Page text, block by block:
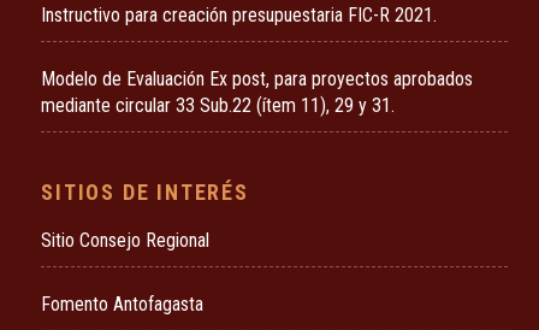
Instructivo para creación presupuestaria FIC-R 2021.
Modelo de Evaluación Ex post, para proyectos aprobados
mediante circular 33 Sub.22 (ítem 11), 29 y 31.
SITIOS DE INTERÉS
Sitio Consejo Regional
Fomento Antofagasta